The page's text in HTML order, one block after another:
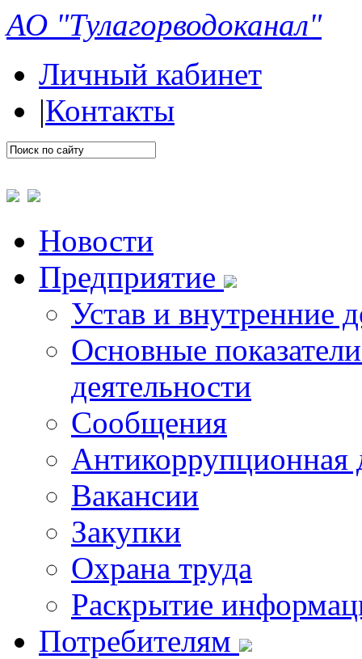
АО "Тулагорводоканал"
Личный кабинет
|Контакты
Новости
Предприятие
Устав и внутренние
Основные
деятельности
Сообщения
Антикоррупционная
Вакансии
Закупки
Охрана труда
Раскрытие
Потребителям